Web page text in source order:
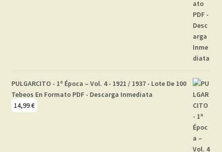
PULGARCITO - 1ª Época – Vol. 4 - 1921 / 1937 - Lote De 100
Tebeos En Formato PDF - Descarga Inmediata
14,99€